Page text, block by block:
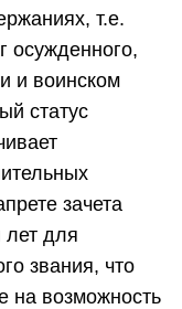
т.е.
осужденного,
и воинском
статус
зачета
лет для
звания, что
на возможность